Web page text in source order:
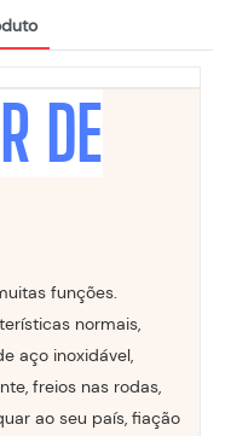
DE
funções.
normais,
aço inoxidável,
freios nas rodas,
ao seu país, fiação